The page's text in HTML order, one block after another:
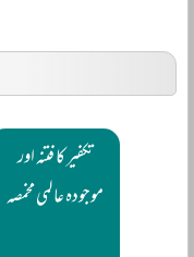
تکفیر کا فتنہ اور
موجودہ عالمی مخمصہ